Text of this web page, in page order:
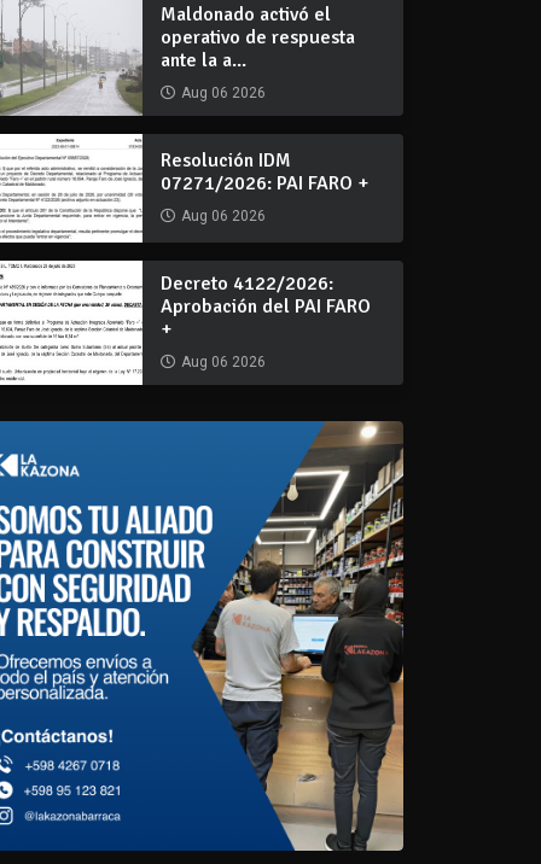
Maldonado activó el
operativo de respuesta
ante la a...
Aug 06 2026
Resolución IDM
07271/2026: PAI FARO +
Aug 06 2026
Decreto 4122/2026:
Aprobación del PAI FARO
+
Aug 06 2026